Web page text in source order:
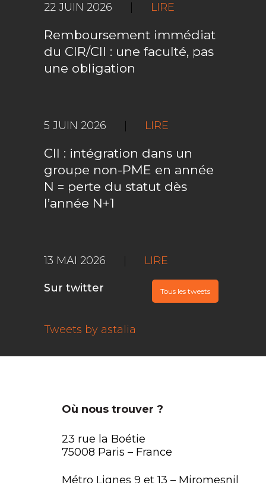
22 JUIN 2026 LIRE
Remboursement immédiat
du CIR/CII : une faculté, pas
une obligation
5 JUIN 2026 LIRE
CII : intégration dans un
groupe non-PME en année
N = perte du statut dès
l’année N+1
13 MAI 2026 LIRE
Sur twitter Tous les tweets
Tweets by astalia
Où nous trouver ?
23 rue la Boétie
75008 Paris – France
Métro Lignes 9 et 13 – Miromesnil